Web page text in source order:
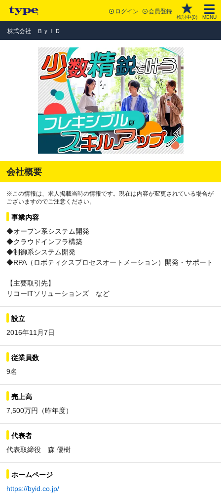
ログイン 会員登録
検討中(0) MENU
株式会社 ＢｙＩＤ
会社概要
※この情報は、求人掲載当時の情報です。現在は内容が変更されている場合が
ございますのでご注意ください。
事業内容
◆オープン系システム開発
◆クラウドインフラ構築
◆制御系システム開発
◆RPA（ロボティクスプロセスオートメーション）開発・サポート
【主要取引先】
リコーITソリューションズ など
設立
2016年11月7日
従業員数
9名
売上高
7,500万円（昨年度）
代表者
代表取締役 森 優樹
ホームページ
https://byid.co.jp/